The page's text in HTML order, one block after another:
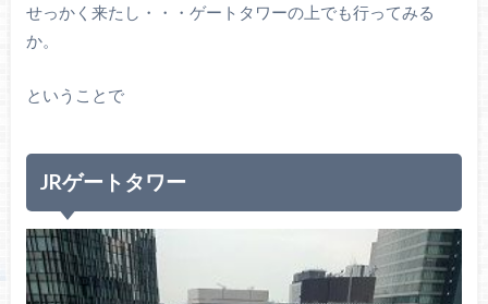
せっかく来たし・・・ゲートタワーの上でも行ってみる
か。
ということで
JRゲートタワー